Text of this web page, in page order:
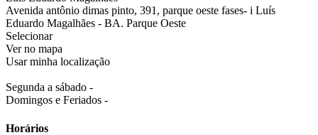
Avenida antônio dimas pinto, 391, parque oeste fases- i Luís
Eduardo Magalhães - BA. Parque Oeste
Selecionar
Ver no mapa
Usar minha localização
Segunda a sábado -
Domingos e Feriados -
Horários